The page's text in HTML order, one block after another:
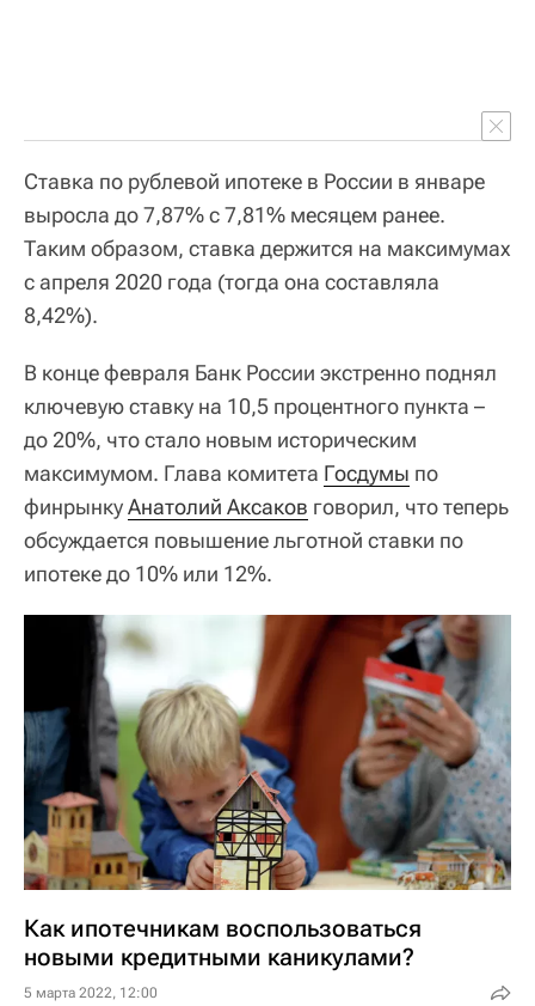
Ставка по рублевой ипотеке в России в январе
выросла до 7,87% с 7,81% месяцем ранее.
Таким образом, ставка держится на максимумах
с апреля 2020 года (тогда она составляла
8,42%).
В конце февраля Банк России экстренно поднял
ключевую ставку на 10,5 процентного пункта –
до 20%, что стало новым историческим
максимумом. Глава комитета Госдумы по
финрынкуАнатолий Аксаков говорил, что теперь
обсуждается повышение льготной ставки по
ипотеке до 10% или 12%.
Как ипотечникам воспользоваться
новыми кредитными каникулами?
5 марта 2022, 12:00